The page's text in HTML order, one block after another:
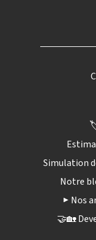
Simulation
Notre
▶️ Nos
🤝🏡